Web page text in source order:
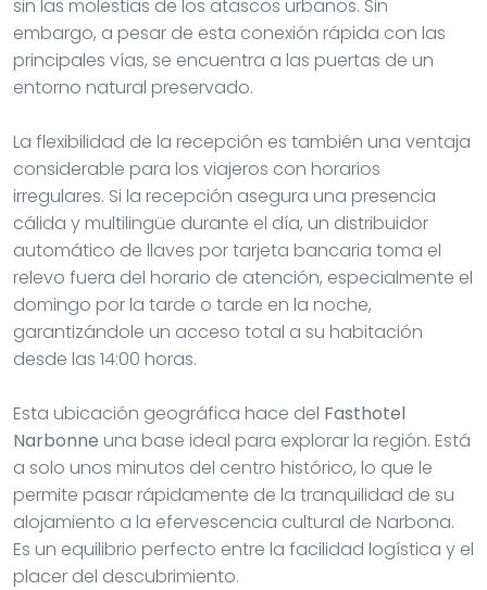
sin las molestias de los atascos urbanos. Sin
embargo, a pesar de esta conexión rápida con las
principales vías, se encuentra a las puertas de un
entorno natural preservado.
La flexibilidad de la recepción es también una ventaja
considerable para los viajeros con horarios
irregulares. Si la recepción asegura una presencia
cálida y multilingüe durante el día, un distribuidor
automático de llaves por tarjeta bancaria toma el
relevo fuera del horario de atención, especialmente el
domingo por la tarde o tarde en la noche,
garantizándole un acceso total a su habitación
desde las 14:00 horas.
Esta ubicación geográfica hace del Fasthotel
Narbonne una base ideal para explorar la región. Está
a solo unos minutos del centro histórico, lo que le
permite pasar rápidamente de la tranquilidad de su
alojamiento a la efervescencia cultural de Narbona.
Es un equilibrio perfecto entre la facilidad logística y el
placer del descubrimiento.